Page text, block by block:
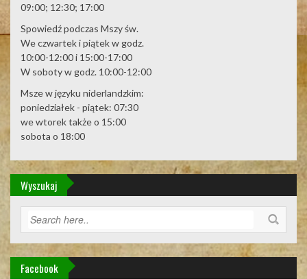
09:00; 12:30; 17:00
Spowiedź podczas Mszy św.
We czwartek i piątek w godz.
10:00-12:00 i 15:00-17:00
W soboty w godz. 10:00-12:00
Msze w języku niderlandzkim:
poniedziałek - piątek: 07:30
we wtorek także o 15:00
sobota o 18:00
Wyszukaj
Facebook